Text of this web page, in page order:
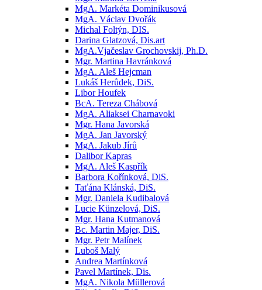
MgA. Markéta Dominikusová
MgA. Václav Dvořák
Michal Foltýn, DIS.
Darina Glatzová, Dis.art
MgA.Vjačeslav Grochovskij, Ph.D.
Mgr. Martina Havránková
MgA. Aleš Hejcman
Lukáš Herůdek, DiS.
Libor Houfek
BcA. Tereza Chábová
MgA. Aliaksei Charnavoki
Mgr. Hana Javorská
MgA. Jan Javorský
MgA. Jakub Jírů
Dalibor Kapras
MgA. Aleš Kaspřík
Barbora Kořínková, DiS.
Taťána Klánská, DiS.
Mgr. Daniela Kudibalová
Lucie Künzelová, DiS.
Mgr. Hana Kutmanová
Bc. Martin Majer, DiS.
Mgr. Petr Malínek
Luboš Malý
Andrea Martínková
Pavel Martínek, Dis.
MgA. Nikola Müllerová